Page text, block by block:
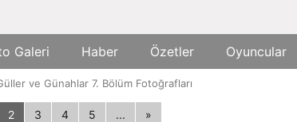
Galeri Haber Özetler Oyuncular
ve Günahlar 7. Bölüm Fotoğrafları
2 3 4 5 ... »